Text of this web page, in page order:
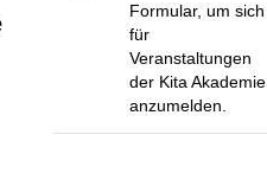
Formular, um sich
für
Veranstaltungen
der Kita Akademie
anzumelden.